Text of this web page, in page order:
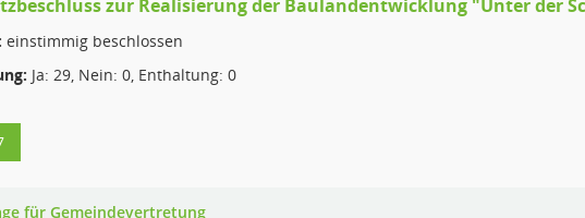
zur Realisierung der Baulandentwicklung "Unter der
einstimmig beschlossen
Ja: 29, Nein: 0, Enthaltung: 0
für Gemeindevertretung